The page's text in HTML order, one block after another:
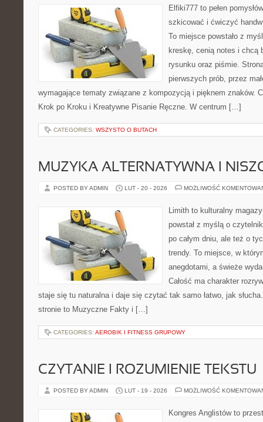
Elfiki777 to pełen
szkicować i ćwiczyć
To miejsce powstało z
kreskę, cenią notes i chcą
rysunku oraz piśmie.
pierwszych prób, przez
wymagające tematy związane z kompozycją i pięknem znaków.
Krok po Kroku i Kreatywne Pisanie Ręczne. W centrum […]
CATEGORIES: WSZYSTO O BUTACH
MUZYKA ALTERNATYWNA I
POSTED BY ADMIN LUT - 20 - 2026 MOŻLIWOŚĆ
Limith to kulturalny
powstał z myślą o
po całym dniu, ale też o
trendy. To miejsce, w
anegdotami, a świeże
Całość ma charakter
staje się tu naturalna i daje się czytać tak samo łatwo, jak
stronie to Muzyczne Fakty i […]
CATEGORIES: AEROBIK I FITNESS GRUPOWY
CZYTANIE I ROZUMIENIE TEKSTU
POSTED BY ADMIN LUT - 19 - 2026 MOŻLIWOŚĆ
Kongres Anglistów to